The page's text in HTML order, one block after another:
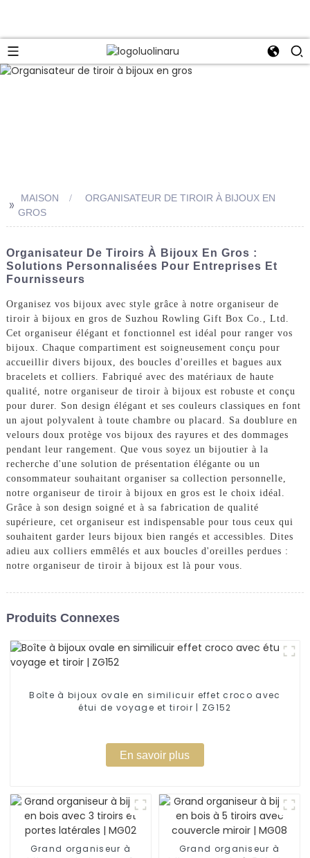
>> MAISON
ORGANISATEUR DE TIROIR À BIJOUX EN
GROS
Organisateur De Tiroirs À Bijoux En Gros :
Solutions Personnalisées Pour Entreprises Et
Fournisseurs
Organisez vos bijoux avec style grâce à notre organiseur de
tiroir à bijoux en gros de Suzhou Rowling Gift Box Co., Ltd.
Cet organiseur élégant et fonctionnel est idéal pour ranger vos
bijoux. Chaque compartiment est soigneusement conçu pour
accueillir divers bijoux, des boucles d'oreilles et bagues aux
bracelets et colliers. Fabriqué avec des matériaux de haute
qualité, notre organiseur de tiroir à bijoux est robuste et conçu
pour durer. Son design élégant et ses couleurs classiques en font
un ajout polyvalent à toute chambre ou placard. Sa doublure en
velours doux protège vos bijoux des rayures et des dommages
pendant leur rangement. Que vous soyez un bijoutier à la
recherche d'une solution de présentation élégante ou un
consommateur souhaitant organiser sa collection personnelle,
notre organiseur de tiroir à bijoux en gros est le choix idéal.
Grâce à son design soigné et à sa fabrication de qualité
supérieure, cet organiseur est indispensable pour tous ceux qui
souhaitent garder leurs bijoux bien rangés et accessibles. Dites
adieu aux colliers emmêlés et aux boucles d'oreilles perdues :
notre organiseur de tiroir à bijoux est là pour vous.
Produits Connexes
Boîte à bijoux ovale en similicuir effet croco avec
étui de voyage et tiroir | ZG152
En savoir plus
Grand organiseur à
Grand organiseur à